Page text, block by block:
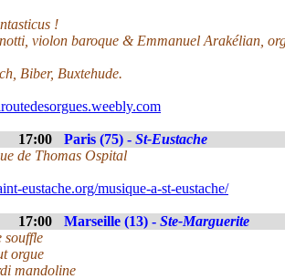
!
violon baroque & Emmanuel Arakélian,
Biber, Buxtehude.
17:00 Paris (75) - St-Eustache
de Thomas Ospital
eustache.org/musique-a-st-eustache/
17:00 Marseille (13) - Ste-Marguerite
souffle
orgue
mandoline